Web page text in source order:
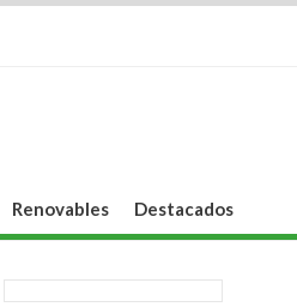
Renovables Destacados